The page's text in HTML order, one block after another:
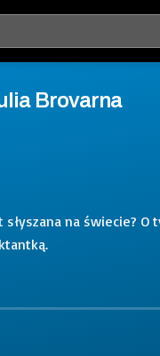
Brovarna
na świecie? O